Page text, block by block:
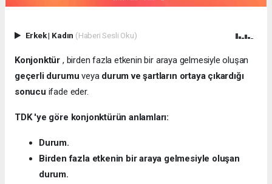
Erkek| Kadın (Haberi Sesli Oku)
Konjonktür , birden fazla etkenin bir araya gelmesiyle oluşan
geçerli durumu veya durum ve şartların ortaya çıkardığı
sonucu ifade eder.
TDK 'ye göre konjonktürün anlamları:
Durum.
Birden fazla etkenin bir araya gelmesiyle oluşan
durum.